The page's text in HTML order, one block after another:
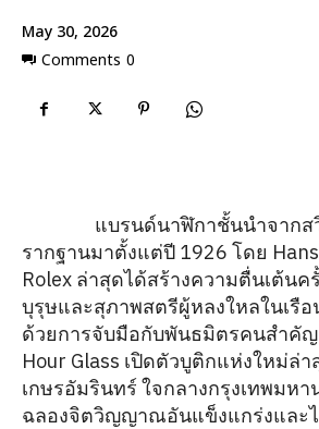
May 30, 2026
Comments 0
แบรนด์นาฬิกาชั้นนำจาก
รากฐานมาตั้งแต่ปี 1926 โดย
Rolex ล่าสุดได้สร้างความตื่นเต้น
บุรุษและสุภาพสตรีผู้หลงใหลในเรือ
ด้วยการจับมือกับพันธมิตรคนสำคัญ
Hour Glass เปิดตัวบูติกแห่งใหม่ล่
เกษรอัมรินทร์ ใจกลางกรุงเทพมหา
ฉลองจิตวิญญาณอันแข็งแกร่งและ